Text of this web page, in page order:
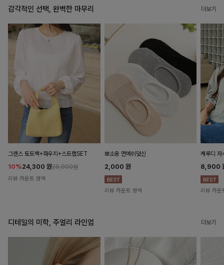
감각적인 선택, 완벽한 마무리 더보기
그렌스 토트백+파우치+스트랩SET
10%24,300 원26,900원
리뷰 카운트 영역
뽀소옹 면메쉬덧신
2,000 원
리뷰 카운트 영역
케루디 자
8,900
리뷰 카운
디테일의 미학, 주얼리 라인업 더보기